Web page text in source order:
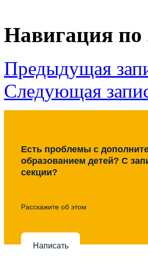
Навигация по
Предыдущая
Следующая
Есть проблемы с
образованием детей? С
секции?
Расскажите об этом
Написать